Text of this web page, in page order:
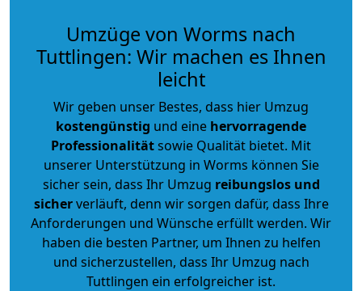
Umzüge von Worms nach
Tuttlingen: Wir machen es Ihnen
leicht
Wir geben unser Bestes, dass hier Umzug
kostengünstig und eine hervorragende
Professionalitätsowie Qualität bietet. Mit
unserer Unterstützung in Worms können Sie
sicher sein, dass Ihr Umzug reibungslos und
sicherverläuft, denn wir sorgen dafür, dass Ihre
Anforderungen und Wünsche erfüllt werden. Wir
haben die besten Partner, um Ihnen zu helfen
und sicherzustellen, dass Ihr Umzug nach
Tuttlingen ein erfolgreicher ist.